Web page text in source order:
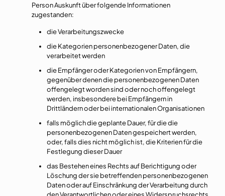
Person Auskunft über folgende Informationen
zugestanden:
die Verarbeitungszwecke
die Kategorien personenbezogener Daten, die
verarbeitet werden
die Empfänger oder Kategorien von Empfängern,
gegenüber denen die personenbezogenen Daten
offengelegt worden sind oder noch offengelegt
werden, insbesondere bei Empfängern in
Drittländern oder bei internationalen Organisationen
falls möglich die geplante Dauer, für die die
personenbezogenen Daten gespeichert werden,
oder, falls dies nicht möglich ist, die Kriterien für die
Festlegung dieser Dauer
das Bestehen eines Rechts auf Berichtigung oder
Löschung der sie betreffenden personenbezogenen
Daten oder auf Einschränkung der Verarbeitung durch